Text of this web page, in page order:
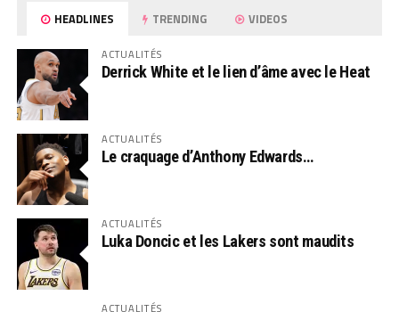
HEADLINES TRENDING VIDEOS
ACTUALITÉS
Derrick White et le lien d’âme avec le Heat
ACTUALITÉS
Le craquage d’Anthony Edwards…
ACTUALITÉS
Luka Doncic et les Lakers sont maudits
ACTUALITÉS